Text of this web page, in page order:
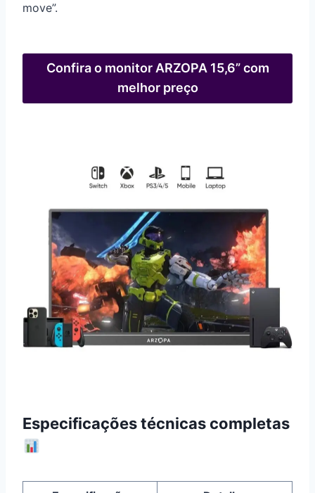
move”.
Confira o monitor ARZOPA 15,6” com
melhor preço
Especificações técnicas completas